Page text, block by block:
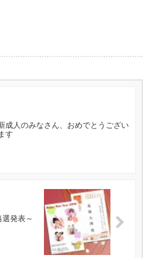
成人のみなさん、おめでとうござい
す
発表～